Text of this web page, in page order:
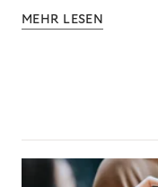
MEHR LESEN